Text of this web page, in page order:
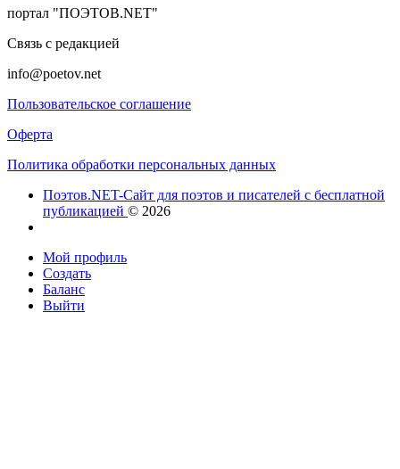
портал "ПОЭТОВ.NET"
Связь с редакцией
info@poetov.net
Пользовательское соглашение
Оферта
Политика обработки персональных данных
Поэтов.NET-Сайт для поэтов и писателей с бесплатной
публикацией © 2026
Мой профиль
Создать
Баланс
Выйти